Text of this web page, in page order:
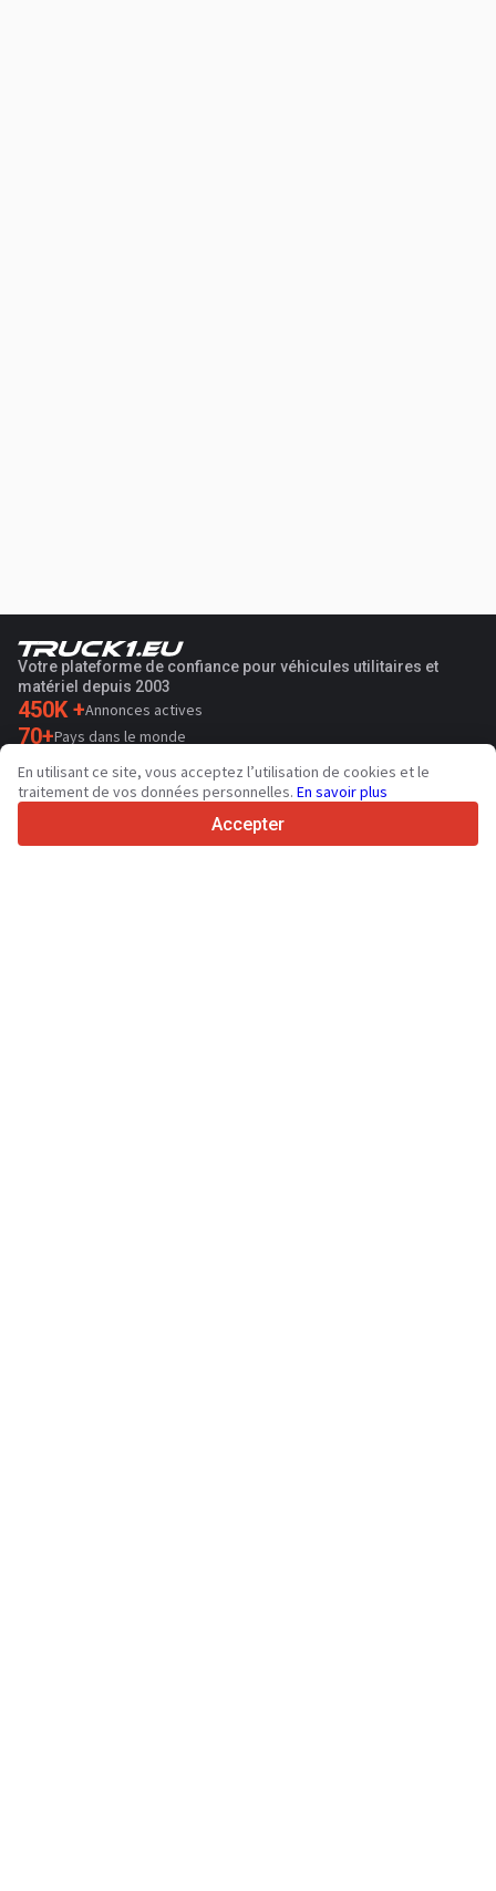
Votre plateforme de confiance pour véhicules utilitaires et
matériel depuis 2003
450K +Annonces actives
70+Pays dans le monde
36 Langues prises en charge
4.7/5
En utilisant ce site, vous acceptez l’utilisation de cookies et le
traitement de vos données personnelles. En savoir plus
Accepter